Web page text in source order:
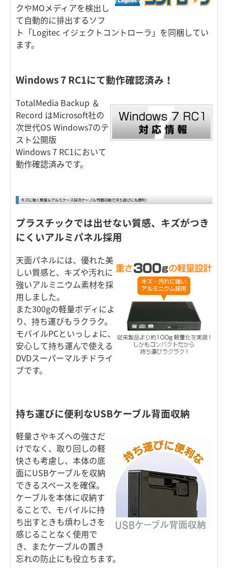
クやMOメディアを検出し
て自動的に排出するソフ
ト「Logitec イジェクトコントローラ」を同梱してい
ます。
Windows 7 RC1にて動作確認済み！
TotalMedia Backup ＆
Record はMicrosoft社の
次世代OS Windows7のテ
スト公開版
Windows 7 RC1において
動作確認済みです。
プラスチックでは出せない質感、キズがつき
にくいアルミパネル採用
天面パネルには、優れた美
しい質感と、キズや汚れに
強いアルミニウム素材を採
用しました。
また300gの軽量ボディによ
り、持ち運びもラクラク。
モバイルPCといっしょに、
安心して持ち運んで使える
DVDスーパーマルチドライ
ブです。
持ち運びに便利なUSBケーブル背面収納
軽量さやキズへの強さだ
けでなく、取り回しの軽
快さも考慮し、本体の底
面にUSBケーブルを収納
できるスペースを確保。
ケーブルを本体に収納す
ることで、モバイルに持
ち出すときも煩わしさを
感じることなく使用で
き、またケーブルの置き
忘れの防止にも役立ちます。